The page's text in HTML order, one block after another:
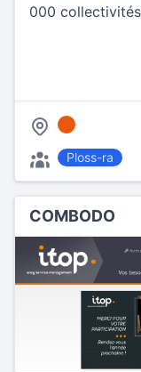
000
Ploss-ra
COMBODO